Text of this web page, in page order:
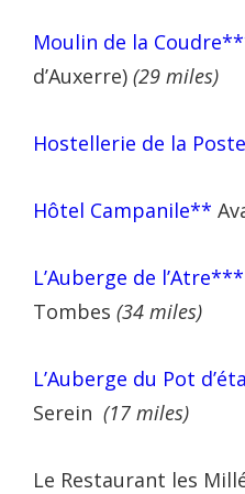
Moulin de la
d’Auxerre) (29 miles)
Hostellerie de la
Hôtel Campanile**
L’Auberge de l’Atre***
Tombes (34 miles)
L’Auberge du Pot
Serein (17 miles)
Le Restaurant les